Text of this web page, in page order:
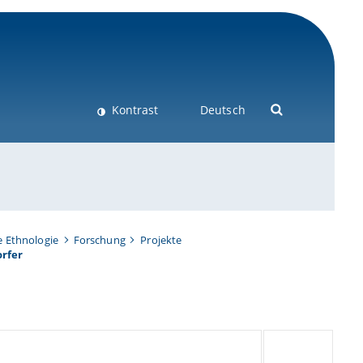
Kontrast Deutsch
Ethnologie Forschung
Projekte